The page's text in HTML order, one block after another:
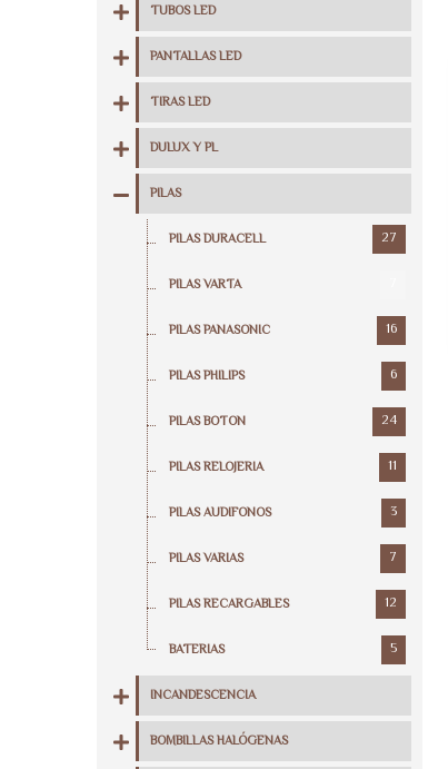
TUBOS LED
PANTALLAS LED
TIRAS LED
DULUX Y PL
PILAS
PILAS DURACELL 27
PILAS VARTA
PILAS PANASONIC 16
PILAS PHILIPS 6
PILAS BOTON 24
PILAS RELOJERIA 11
PILAS AUDIFONOS 3
PILAS VARIAS 7
PILAS RECARGABLES 12
BATERIAS 5
INCANDESCENCIA
BOMBILLAS HALÓGENAS